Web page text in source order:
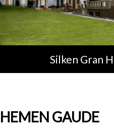
Jatetxeak
Planak
Silken Gran
HEMEN GAUDE